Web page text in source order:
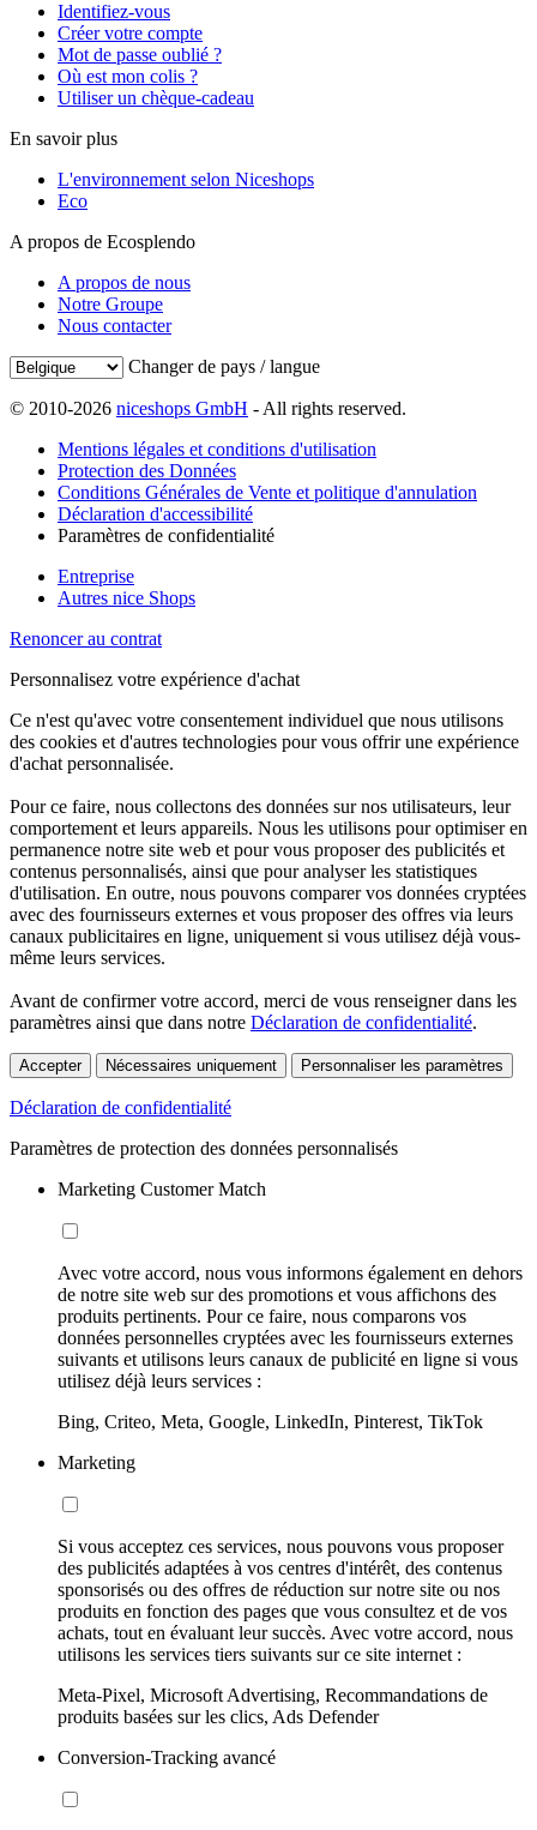
Identifiez-vous
Créer votre compte
Mot de passe oublié ?
Où est mon colis ?
Utiliser un chèque-cadeau
En savoir plus
L'environnement selon Niceshops
Eco
A propos de Ecosplendo
A propos de nous
Notre Groupe
Nous contacter
Changer de pays / langue
© 2010-2026 niceshops GmbH - All rights reserved.
Mentions légales et conditions d'utilisation
Protection des Données
Conditions Générales de Vente et politique d'annulation
Déclaration d'accessibilité
Paramètres de confidentialité
Entreprise
Autres nice Shops
Renoncer au contrat
Personnalisez votre expérience d'achat
Ce n'est qu'avec votre consentement individuel que nous utilisons
des cookies et d'autres technologies pour vous offrir une expérience
d'achat personnalisée.
Pour ce faire, nous collectons des données sur nos utilisateurs, leur
comportement et leurs appareils. Nous les utilisons pour optimiser en
permanence notre site web et pour vous proposer des publicités et
contenus personnalisés, ainsi que pour analyser les statistiques
d'utilisation. En outre, nous pouvons comparer vos données cryptées
avec des fournisseurs externes et vous proposer des offres via leurs
canaux publicitaires en ligne, uniquement si vous utilisez déjà vous-
même leurs services.
Avant de confirmer votre accord, merci de vous renseigner dans les
paramètres ainsi que dans notre Déclaration de confidentialité.
Accepter Nécessaires uniquement Personnaliser les paramètres
Déclaration de confidentialité
Paramètres de protection des données personnalisés
Marketing Customer Match
Avec votre accord, nous vous informons également en dehors
de notre site web sur des promotions et vous affichons des
produits pertinents. Pour ce faire, nous comparons vos
données personnelles cryptées avec les fournisseurs externes
suivants et utilisons leurs canaux de publicité en ligne si vous
utilisez déjà leurs services :
Bing, Criteo, Meta, Google, LinkedIn, Pinterest, TikTok
Marketing
Si vous acceptez ces services, nous pouvons vous proposer
des publicités adaptées à vos centres d'intérêt, des contenus
sponsorisés ou des offres de réduction sur notre site ou nos
produits en fonction des pages que vous consultez et de vos
achats, tout en évaluant leur succès. Avec votre accord, nous
utilisons les services tiers suivants sur ce site internet :
Meta-Pixel, Microsoft Advertising, Recommandations de
produits basées sur les clics, Ads Defender
Conversion-Tracking avancé